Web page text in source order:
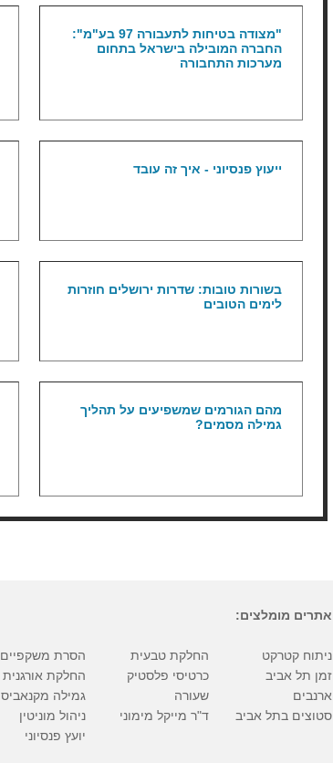
"מצודה בטיחות לתעבורה 97 בע"מ":
החברה המובילה בישראל בתחום
מערכות התחבורה
ייעוץ פנסיוני - איך זה עובד
בשורות טובות: שדרות ירושלים חוזרות
לימים הטובים
מהם הגורמים שמשפיעים על תהליך
גמילה מסמים?
אתרים מומלצים:
ניתוח קטרקט
זמן תל אביב
ארנבים
סטוצים בתל אביב
החלקת טבעית
כרטיסי פלסטיק
שעורה
ד"ר מייקל מימוני
הסרת משקפיים
החלקת אורגנית
גמילה מקנאביס
ניהול מוניטין
יועץ פנסיוני